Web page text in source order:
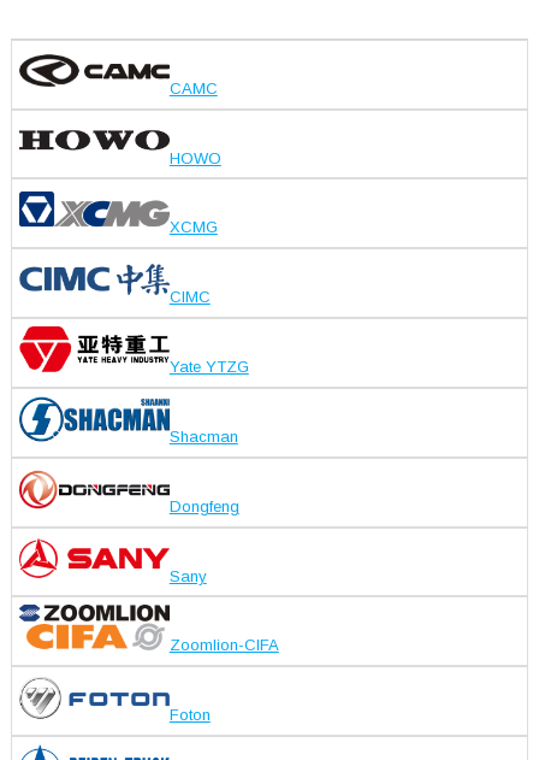
CAMC
HOWO
XCMG
CIMC
Yate YTZG
Shacman
Dongfeng
Sany
Zoomlion-CIFA
Foton